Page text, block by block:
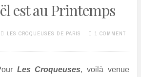
est au Printemps
LES CROQUEUSES DE PARIS 1 COMMENT
Les Croqueuses, voilà venue